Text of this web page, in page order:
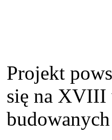
Projekt
się na XVIII